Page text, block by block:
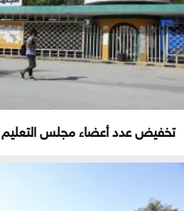
تخفيض عدد أعضاء مجلس